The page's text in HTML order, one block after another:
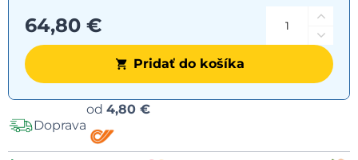
64,80 €
Pridať do košíka
Doprava
od 4,80 €